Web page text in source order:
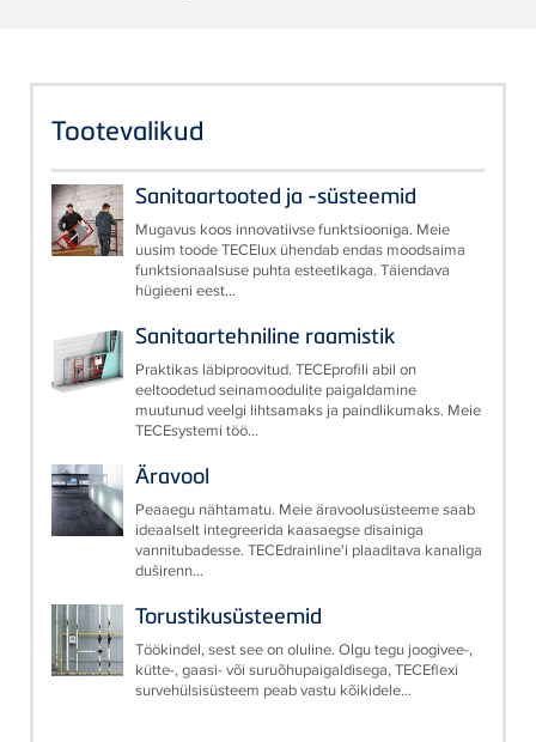
Tootevalikud
Sanitaartooted ja -süsteemid
Mugavus koos innovatiivse funktsiooniga. Meie
uusim toode TECElux ühendab endas moodsaima
funktsionaalsuse puhta esteetikaga. Täiendava
hügieeni eest...
Sanitaartehniline raamistik
Praktikas läbiproovitud. TECEprofili abil on
eeltoodetud seinamoodulite paigaldamine
muutunud veelgi lihtsamaks ja paindlikumaks. Meie
TECEsystemi töö...
Äravool
Peaaegu nähtamatu. Meie äravoolusüsteeme saab
ideaalselt integreerida kaasaegse disainiga
vannitubadesse. TECEdrainline'i plaaditava kanaliga
duširenn...
Torustikusüsteemid
Töökindel, sest see on oluline. Olgu tegu joogivee-,
kütte-, gaasi- või suruõhupaigaldisega, TECEflexi
survehülsisüsteem peab vastu kõikidele...